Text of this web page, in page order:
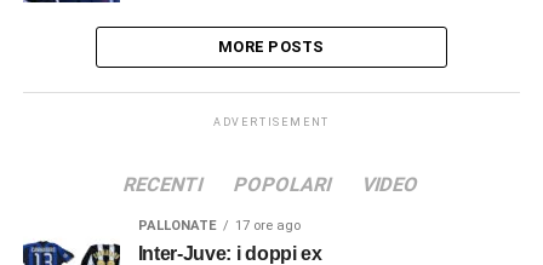
MORE POSTS
ADVERTISEMENT
RECENTI POPOLARI VIDEO
PALLONATE 17 ore ago
Inter-Juve: i doppi ex